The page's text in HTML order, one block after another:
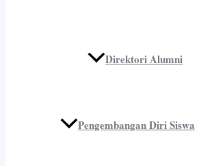
Direktori Alumni
Pengembangan Diri Siswa